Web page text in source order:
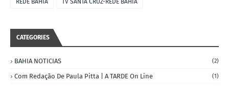
CATEGORIES
BAHIA NOTICIAS (2)
Com Redação De Paula Pitta | A TARDE On Line (1)